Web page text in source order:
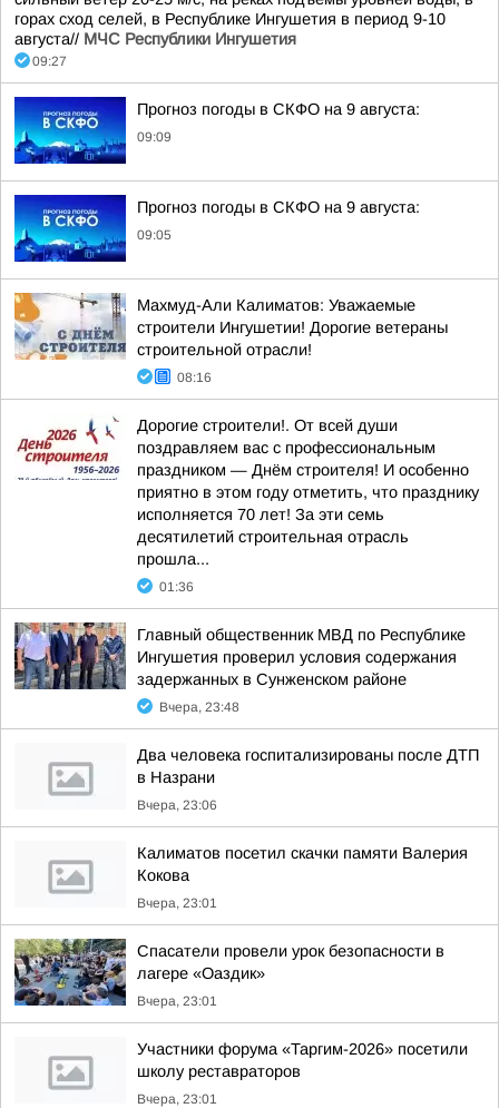
горах сход селей, в Республике Ингушетия в период 9-10
августа// МЧС Республики Ингушетия
09:27
Прогноз погоды в СКФО на 9 августа:
09:09
Прогноз погоды в СКФО на 9 августа:
09:05
Махмуд-Али Калиматов: Уважаемые
строители Ингушетии! Дорогие ветераны
строительной отрасли!
08:16
Дорогие строители!. От всей души
поздравляем вас с профессиональным
праздником — Днём строителя! И особенно
приятно в этом году отметить, что празднику
исполняется 70 лет! За эти семь
десятилетий строительная отрасль
прошла...
01:36
Главный общественник МВД по Республике
Ингушетия проверил условия содержания
задержанных в Сунженском районе
Вчера, 23:48
Два человека госпитализированы после ДТП
в Назрани
Вчера, 23:06
Калиматов посетил скачки памяти Валерия
Кокова
Вчера, 23:01
Спасатели провели урок безопасности в
лагере «Оаздик»
Вчера, 23:01
Участники форума «Таргим-2026» посетили
школу реставраторов
Вчера, 23:01